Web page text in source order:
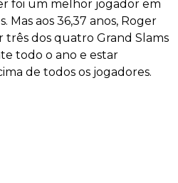
foi um melhor jogador em
Mas aos 36,37 anos, Roger
três dos quatro Grand Slams
todo o ano e estar
de todos os jogadores.